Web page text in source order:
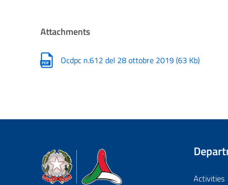
Attachments
Ocdpc n.612 del 28 ottobre 2019(63 Kb)
Dipartimento della Protezione Civile
Activities